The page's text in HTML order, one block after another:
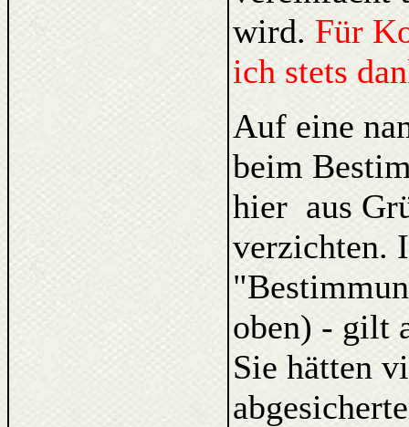
wird. Für
ich stets
Auf eine
beim
hier aus
verzichten.
oben) - gilt
Sie hätten